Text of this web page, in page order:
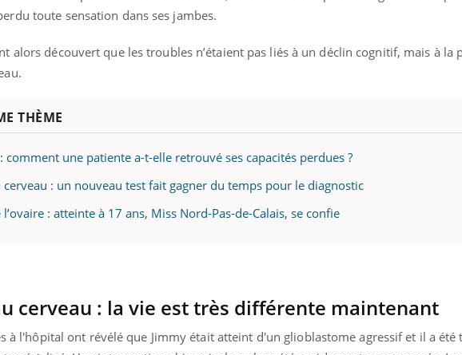
toute sensation dans ses jambes.
alors découvert que les troubles n’étaient pas liés à un déclin cognitif, mais à la
THÈME
comment une patiente a-t-elle retrouvé ses capacités perdues ?
cerveau : un nouveau test fait gagner du temps pour le diagnostic
: atteinte à 17 ans, Miss Nord-Pas-de-Calais, se confie
cerveau : la vie est très différente maintenant
à l'hôpital ont révélé que Jimmy était atteint d'un glioblastome agressif et il a été
à aborder...
des
prévenirYoutube
Fatigue, irritabilité, brouillard mental ou
même alopécie… Les symptômes de la
osait en parler??
En 2026, l'insuline
reste entourée d'idées